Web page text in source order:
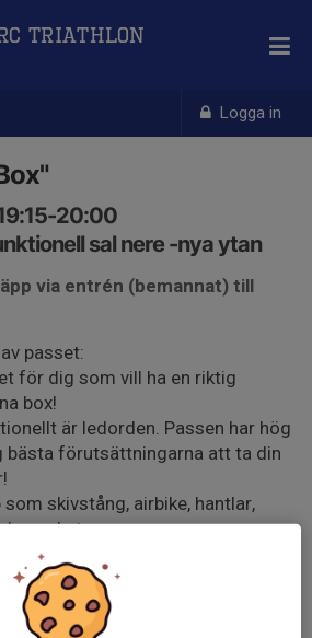
Logga in
Triathlon
20:00
sal nere -nya ytan
via entrén (bemannat) till
passet:
för dig som vill ha en riktig
box!
är ledorden. Passen har hög
bästa förutsättningarna att ta din
skivstång, airbike, hantlar,
mycket mer.
med nytt spännande upplägg, med
tar hand om dig i boxen
av gemenskap.